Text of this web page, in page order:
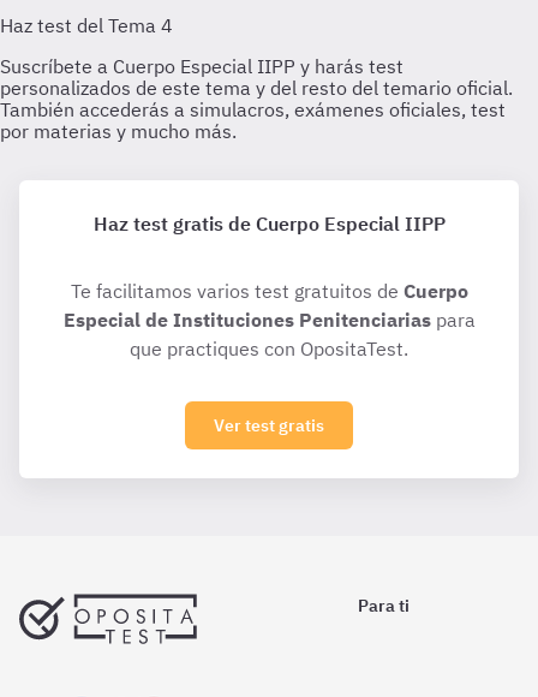
Haz test gratis de Cuerpo Especial IIPP
Te facilitamos varios test gratuitos de Cuerpo
Especial de Instituciones Penitenciariaspara
que practiques con OpositaTest.
Ver test gratis
Para ti